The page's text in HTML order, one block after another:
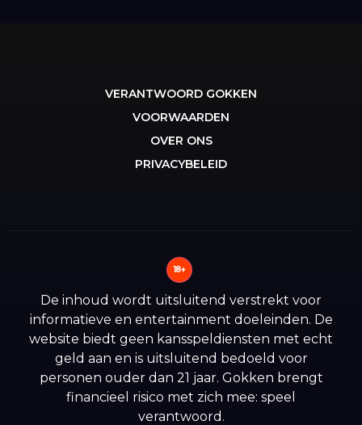
VERANTWOORD GOKKEN
VOORWAARDEN
OVER ONS
PRIVACYBELEID
18+
De inhoud wordt uitsluitend verstrekt voor
informatieve en entertainment doeleinden. De
website biedt geen kansspeldiensten met echt
geld aan en is uitsluitend bedoeld voor
personen ouder dan 21 jaar. Gokken brengt
financieel risico met zich mee: speel
verantwoord.